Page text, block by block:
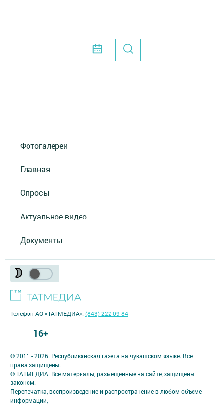
Фотогалереи
Главная
Опросы
Актуальное видео
Документы
© 2011 - 2026. Республиканская газета на чувашском языке. Все
права защищены.
© ТАТМЕДИА. Все материалы, размещенные на сайте, защищены
законом.
Перепечатка, воспроизведение и распространение в любом объеме
информации,
Телефон АО «ТАТМЕДИА»:(843) 222 09 84
16+